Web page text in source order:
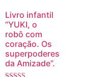
Livro infantil
“YUKI, o
robô com
coração. Os
superpoderes
da Amizade”.